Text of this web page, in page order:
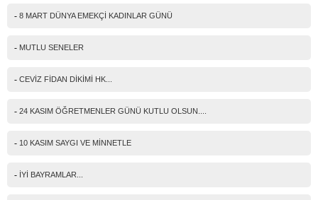
- 8 MART DÜNYA EMEKÇİ KADINLAR GÜNÜ
- MUTLU SENELER
- CEVİZ FİDAN DİKİMİ HK...
- 24 KASIM ÖĞRETMENLER GÜNÜ KUTLU OLSUN....
- 10 KASIM SAYGI VE MİNNETLE
- İYİ BAYRAMLAR...